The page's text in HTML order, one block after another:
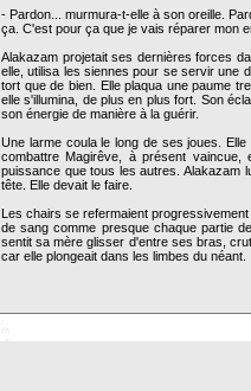
- Pardon... murmura-t-elle à son oreille.
ça. C'est pour ça que je vais réparer mon
Alakazam projetait ses dernières forces
elle, utilisa les siennes pour se servir une
tort que de bien. Elle plaqua une paume
elle s'illumina, de plus en plus fort. Son
son énergie de manière à la guérir.
Une larme coula le long de ses joues.
combattre Magirêve, à présent
puissance que tous les autres. Alakazam
tête. Elle devait le faire.
Les chairs se refermaient
de sang comme presque chaque partie
sentit sa mère glisser d'entre ses bras,
car elle plongeait dans les limbes du néant.